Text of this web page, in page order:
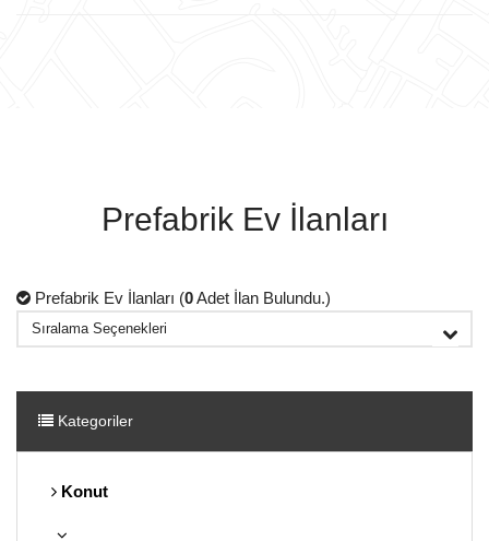
Prefabrik Ev İlanları
Prefabrik Ev İlanları (0Adet İlan Bulundu.)
Kategoriler
Konut